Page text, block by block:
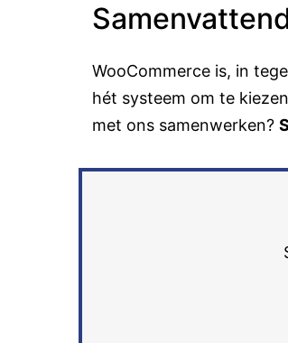
WooCommerce is, in
hét systeem om te
met ons samenwerken?